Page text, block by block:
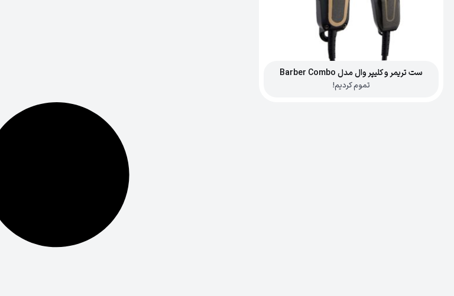
ست تریمر و کلیپر وال مدل Barber Combo
تموم کردیم!